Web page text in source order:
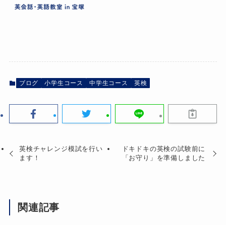
ブログ 小学生コース 中学生コース 英検
英検チャレンジ模試を行い
ます！
ドキドキの英検の試験前に
「お守り」を準備しました
関連記事